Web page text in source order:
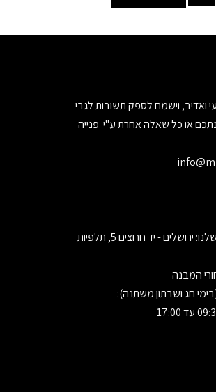
ואדיב, וישמח לספק תשובות לגבי
או כל שאלה אחרת ע"י פנייה
בואו לבקר במחסן לוגיסטי שלנו: ירושלים - יד חרוצים 5, תלפיות
המבנה
חג ושבתון משתנה):